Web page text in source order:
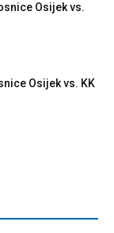
Osijek vs.
Osijek vs. KK